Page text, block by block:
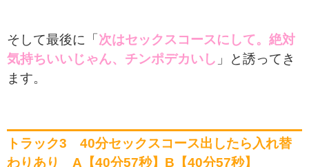
そして最後に「 次はセックスコースにして。絶対
気持ちいいじゃん、チンポデカいし 」と誘ってき
ます。
トラック3 40分セックスコース出したら入れ替
わりあり A【40分57秒】B【40分57秒】